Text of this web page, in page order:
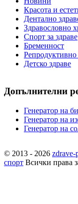
Красота и
Дентално
Здравословно
Спорт за здраве
Бременност
Репродуктивно
Детско здраве
Допълнителни
Генератор на
Генератор на
Генератор на
© 2013 - 2026 zdrave-
спорт Всички права